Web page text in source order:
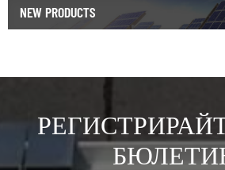
NEW PRODUCTS